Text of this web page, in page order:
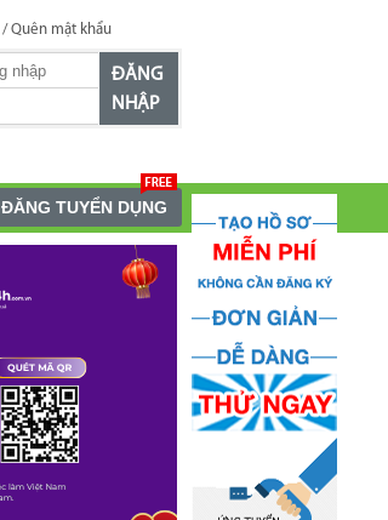
/Quên mật khẩu
ĐĂNG
NHẬP
ĐĂNG TUYỂN DỤNG